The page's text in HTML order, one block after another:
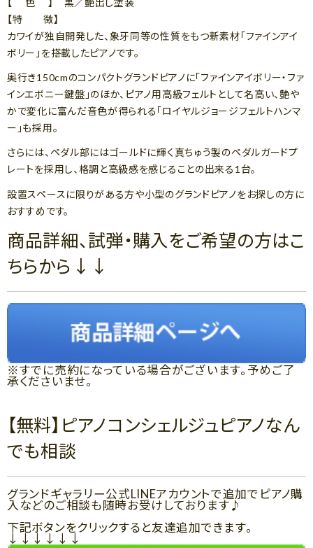
【 色 】 黒／艶出し塗装
【特 徴】
カワイが独自開発した、象牙同等の性質をもつ新素材「ファインアイ
ボリー」を搭載したピアノです。
奥行き150cmのコンパクトグランドピアノに「ファインアイボリー・ファ
インエボニー鍵盤」のほか、ピアノ用高級フェルトとして名高い、艶や
かで変化に富んだ音色が得られる「ロイヤルジョージフェルトハンマ
ー」も採用。
さらには、ペダル部にはゴールドに輝く真ちゅう製のペダルガードプ
レートを採用し、格調と高級感を感じることの出来る1台。
設置スペースに限りがある方や小型のグランドピアノをお探しの方に
おすすめです。
商品詳細、試弾・購入をご希望の方はこ
ちらから↓↓
※すでに売約になっている場合がございます。予めご了
承くださいませ。
【無料】ピアノコンシェルジュピアノなん
でも相談
グランドギャラリー公式LINEアカウントで追加でピアノ購
入などのご相談も随時お受けしております♪
下記ボタンをクリックすると友達追加できます。
↓↓↓↓↓↓